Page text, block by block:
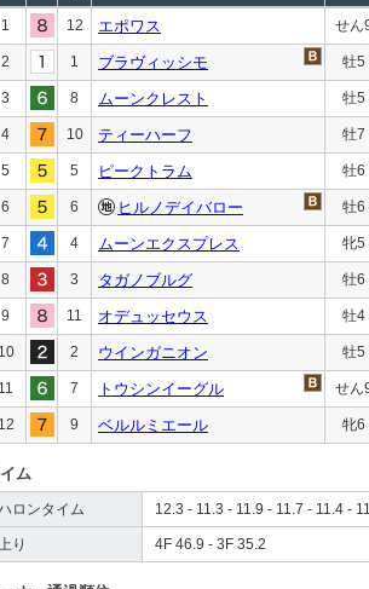
1 12 エポワス せん
2 1 ブラヴィッシモ 牡5
3 8 ムーンクレスト 牡5
4 10 ティーハーフ 牡7
5 5 ピークトラム 牡6
6 6 ヒルノデイバロー 牡6
7 4 ムーンエクスプレス 牝5
8 3 タガノブルグ 牡6
9 11 オデュッセウス 牡4
10 2 ウインガニオン 牡5
11 7 トウシンイーグル せん
12 9 ベルルミエール 牝6
ム
ロンタイム 12.3 - 11.3 - 11.9 - 11.7 - 11.4 -
り 4F 46.9 - 3F 35.2